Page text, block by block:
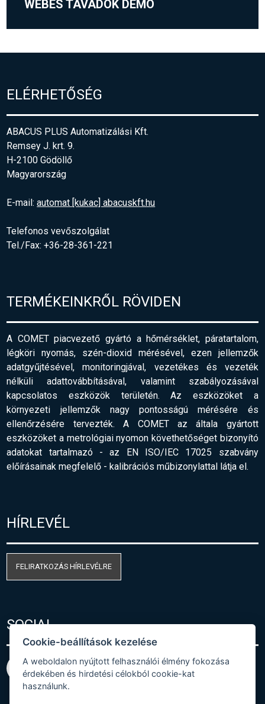
WEBES TÁVADÓK DEMO
ELÉRHETŐSÉG
ABACUS PLUS Automatizálási Kft.
Remsey J. krt. 9.
H-2100 Gödöllő
Magyarország
E-mail:automat [kukac] abacuskft.hu
Telefonos vevőszolgálat
Tel./Fax: +36-28-361-221
TERMÉKEINKRŐL RÖVIDEN
A COMET piacvezető gyártó a hőmérséklet, páratartalom,
légköri nyomás, szén-dioxid mérésével, ezen jellemzők
adatgyűjtésével, monitoringjával, vezetékes és vezeték
nélküli adattovábbításával, valamint szabályozásával
kapcsolatos eszközök területén. Az eszközöket a
környezeti jellemzők nagy pontosságú mérésére és
ellenőrzésére tervezték. A COMET az általa gyártott
eszközöket a metrológiai nyomon követhetőséget bizonyító
adatokat tartalmazó - az EN ISO/IEC 17025 szabvány
előírásainak megfelelő -kalibrációs műbizonylattal látja el.
HÍRLEVÉL
FELIRATKOZÁS HÍRLEVÉLRE
SOCIAL
Cookie-beállítások kezelése
A weboldalon nyújtott felhasználói élmény fokozása
érdekében és hirdetési célokból cookie-kat
használunk.